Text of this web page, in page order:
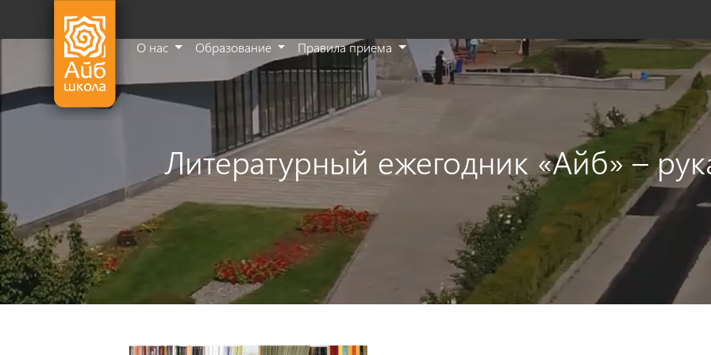
О нас Образование Правила приема
To
this
Литературный ежегодник «Айб» –